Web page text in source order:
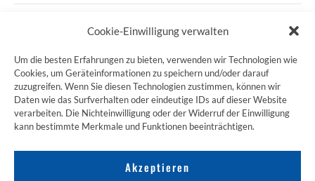
Cookie-Einwilligung verwalten
Um die besten Erfahrungen zu bieten, verwenden wir Technologien wie
Cookies, um Geräteinformationen zu speichern und/oder darauf
zuzugreifen. Wenn Sie diesen Technologien zustimmen, können wir
Daten wie das Surfverhalten oder eindeutige IDs auf dieser Website
verarbeiten. Die Nichteinwilligung oder der Widerruf der Einwilligung
kann bestimmte Merkmale und Funktionen beeinträchtigen.
Akzeptieren
Pilgertreff in Würzburg (RHH) Wormser Pilgertreff
ZUM JAKOBSWEG SHOP